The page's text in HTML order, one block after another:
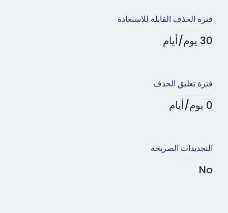
فترة الحذف القابلة للاستعادة
30 يوم/أيام
فترة تعليق الحذف
0 يوم/أيام
التجديدات الصريحة
No